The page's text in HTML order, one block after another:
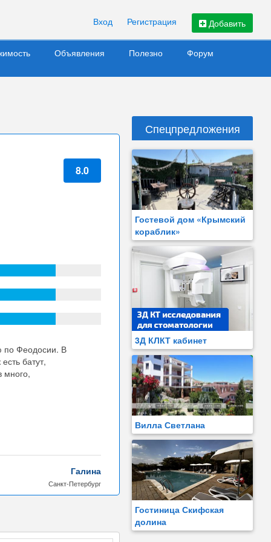
Добавить
Вход Регистрация
Объявления Полезно Форум
8.0
по Феодосии. В
батут,
много,
Галина
Санкт-Петербург
Спецпредложения
Гостевой дом «Крымский
кораблик»
3Д КЛКТ кабинет
Вилла Светлана
Гостиница Скифская
долина